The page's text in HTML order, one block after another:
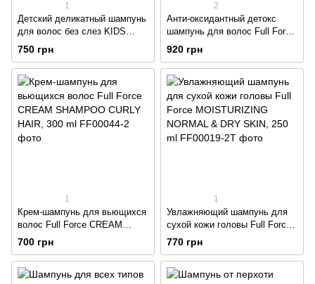
1
Детский деликатный шампунь
для волос без слез KIDS
SHAMPOO GENTLE
WITHOUT TEARS, 300 ml
750 грн
2
Анти-оксидантный детокс
шампунь для волос Full Force
DETOX SCALP ANTIOXIDANT,
300 ml
920 грн
1
Крем-шампунь для вьющихся
волос Full Force CREAM
SHAMPOO CURLY HAIR, 300
700 грн
1
Увлажняющий шампунь для
сухой кожи головы Full Force
MOISTURIZING NORMAL &
DRY SKIN, 250 ml
770 грн